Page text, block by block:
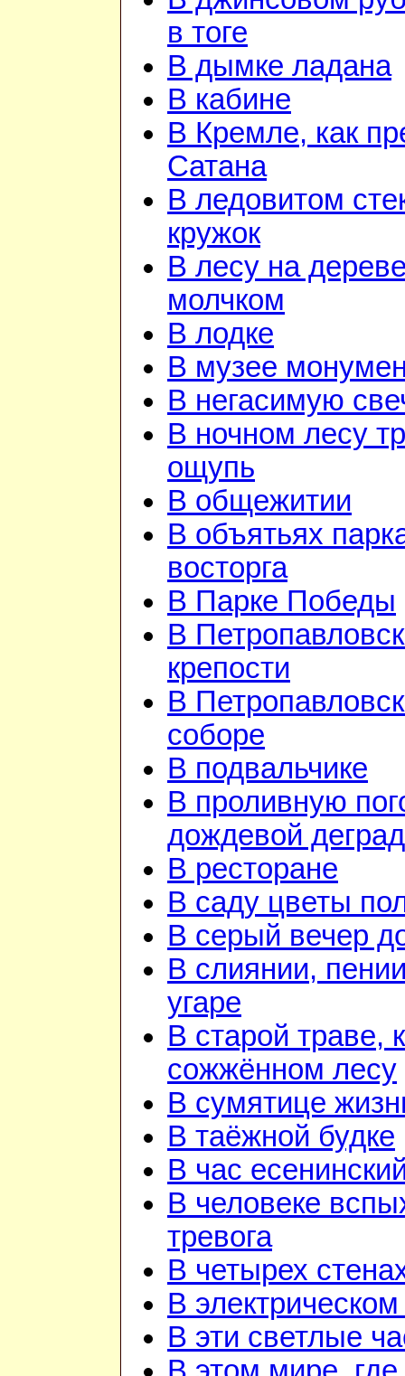
в тоге
В дымке ладана
В кабине
В Кремле, как
Сатана
В ледовитом
кружок
В лесу на
молчком
В лодке
В музее
В негасимую
В ночном лесу
ощупь
В общежитии
В объятьях
восторга
В Парке Победы
В
крепости
В
соборе
В подвальчике
В проливную
дождевой
В ресторане
В саду цветы
В серый вечер
В слиянии,
угаре
В старой траве,
сожжённом лесу
В сумятице
В таёжной будке
В час
В человеке
тревога
В четырех
В
В эти светлые